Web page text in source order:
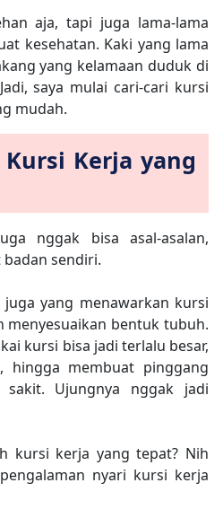
aja, tapi juga lama-lama
kesehatan. Kaki yang lama
yang kelamaan duduk di
saya mulai cari-cari kursi
mudah.
Kerja yang
nggak bisa asal-asalan,
sendiri.
yang menawarkan kursi
menyesuaikan bentuk tubuh.
kursi bisa jadi terlalu besar,
hingga membuat pinggang
Ujungnya nggak jadi
kursi kerja yang tepat? Nih
nyari kursi kerja